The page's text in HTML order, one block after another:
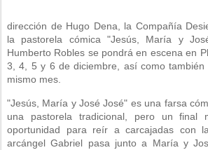
dirección de Hugo Dena, la Compañía
la pastorela cómica "Jesús, María y
Humberto Robles se pondrá en escena en
3, 4, 5 y 6 de diciembre, así como
mismo mes.
"Jesús, María y José José" es una farsa
una pastorela tradicional, pero un final
oportunidad para reír a carcajadas con
arcángel Gabriel pasa junto a María y